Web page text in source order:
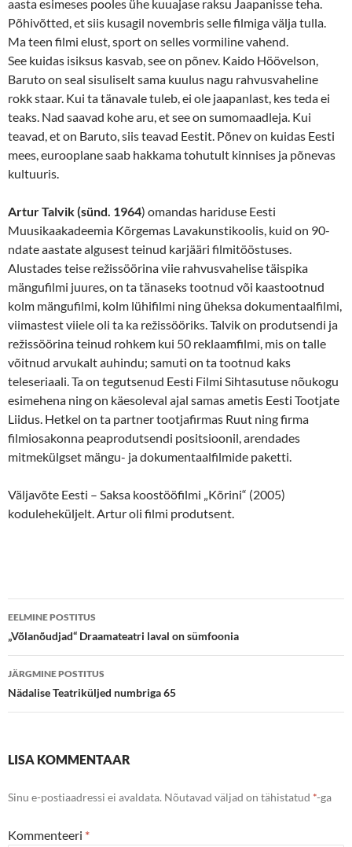
aasta esimeses pooles ühe kuuajase raksu Jaapanisse teha.
Põhivõtted, et siis kusagil novembris selle filmiga välja tulla.
Ma teen filmi elust, sport on selles vormiline vahend.
See kuidas isiksus kasvab, see on põnev. Kaido Höövelson,
Baruto on seal sisuliselt sama kuulus nagu rahvusvaheline
rokk staar. Kui ta tänavale tuleb, ei ole jaapanlast, kes teda ei
teaks. Nad saavad kohe aru, et see on sumomaadleja. Kui
teavad, et on Baruto, siis teavad Eestit. Põnev on kuidas Eesti
mees, eurooplane saab hakkama tohutult kinnises ja põnevas
kultuuris.
Artur Talvik (sünd. 1964) omandas hariduse Eesti
Muusikaakadeemia Kõrgemas Lavakunstikoolis, kuid on 90-
ndate aastate algusest teinud karjääri filmitööstuses.
Alustades teise režissöörina viie rahvusvahelise täispika
mängufilmi juures, on ta tänaseks tootnud või kaastootnud
kolm mängufilmi, kolm lühifilmi ning üheksa dokumentaalfilmi,
viimastest viiele oli ta ka režissööriks. Talvik on produtsendi ja
režissöörina teinud rohkem kui 50 reklaamfilmi, mis on talle
võitnud arvukalt auhindu; samuti on ta tootnud kaks
teleseriaali. Ta on tegutsenud Eesti Filmi Sihtasutuse nõukogu
esimehena ning on käesoleval ajal samas ametis Eesti Tootjate
Liidus. Hetkel on ta partner tootjafirmas Ruut ning firma
filmiosakonna peaprodutsendi positsioonil, arendades
mitmekülgset mängu- ja dokumentaalfilmide paketti.
Väljavõte Eesti – Saksa koostööfilmi „Kõrini“ (2005)
koduleheküljelt. Artur oli filmi produtsent.
Postituste
töölaud
EELMINE POSTITUS
„Võlanõudjad“ Draamateatri laval on sümfoonia
JÄRGMINE POSTITUS
Nädalise Teatriküljed numbriga 65
LISA KOMMENTAAR
Sinu e-postiaadressi ei avaldata. Nõutavad väljad on tähistatud *-ga
Kommenteeri *